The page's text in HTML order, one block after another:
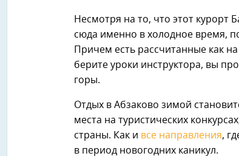
Несмотря на то, что этот курорт
сюда именно в холодное время,
Причем есть рассчитанные как
берите уроки инструктора, вы
горы.
Отдых в Абзаково зимой
места на туристических
страны. Как и все направления,
в период новогодних каникул.